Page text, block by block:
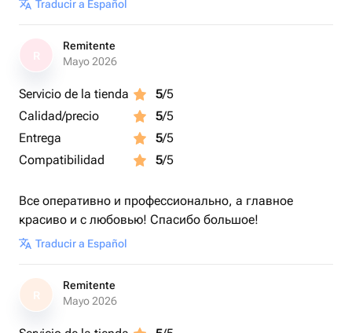
Traducir a Español
Remitente
Mayo 2026
Servicio de la tienda 5/5
Calidad/precio
5/5
Entrega
5/5
Compatibilidad
5/5
Все оперативно и профессионально, а главное
красиво и с любовью! Спасибо большое!
Traducir a Español
R
Remitente
Mayo 2026